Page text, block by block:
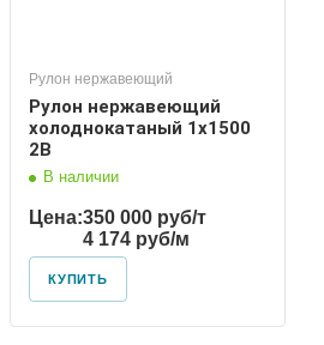
Рулон нержавеющий
Рулон нержавеющий
холоднокатаный 1х1500
2В
В наличии
Цена:350 000 руб/т
4 174 руб/м
КУПИТЬ